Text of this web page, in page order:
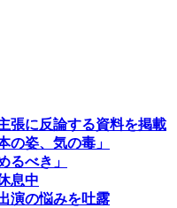
張に反論する資料を掲載
の姿、気の毒」
るべき」
息中
演の悩みを吐露